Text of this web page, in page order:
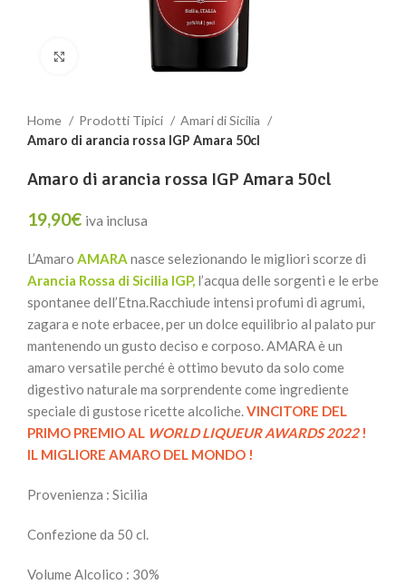
Clicca per ingrandire
Home Prodotti Tipici
Amari di Sicilia
Amaro di arancia rossa IGP Amara 50cl
Amaro di arancia rossa IGP Amara 50cl
19,90€ iva inclusa
L’Amaro AMARA nasce selezionando le migliori scorze di
Arancia Rossa di Sicilia IGP, l’acqua delle sorgenti e le erbe
spontanee dell’Etna.Racchiude intensi profumi di agrumi,
zagara e note erbacee, per un dolce equilibrio al palato pur
mantenendo un gusto deciso e corposo. AMARA è un
amaro versatile perché è ottimo bevuto da solo come
digestivo naturale ma sorprendente come ingrediente
speciale di gustose ricette alcoliche.VINCITORE DEL
PRIMO PREMIO AL WORLD LIQUEUR AWARDS 2022!
IL MIGLIORE AMARO DEL MONDO !
Provenienza : Sicilia
Confezione da 50 cl.
Volume Alcolico : 30%